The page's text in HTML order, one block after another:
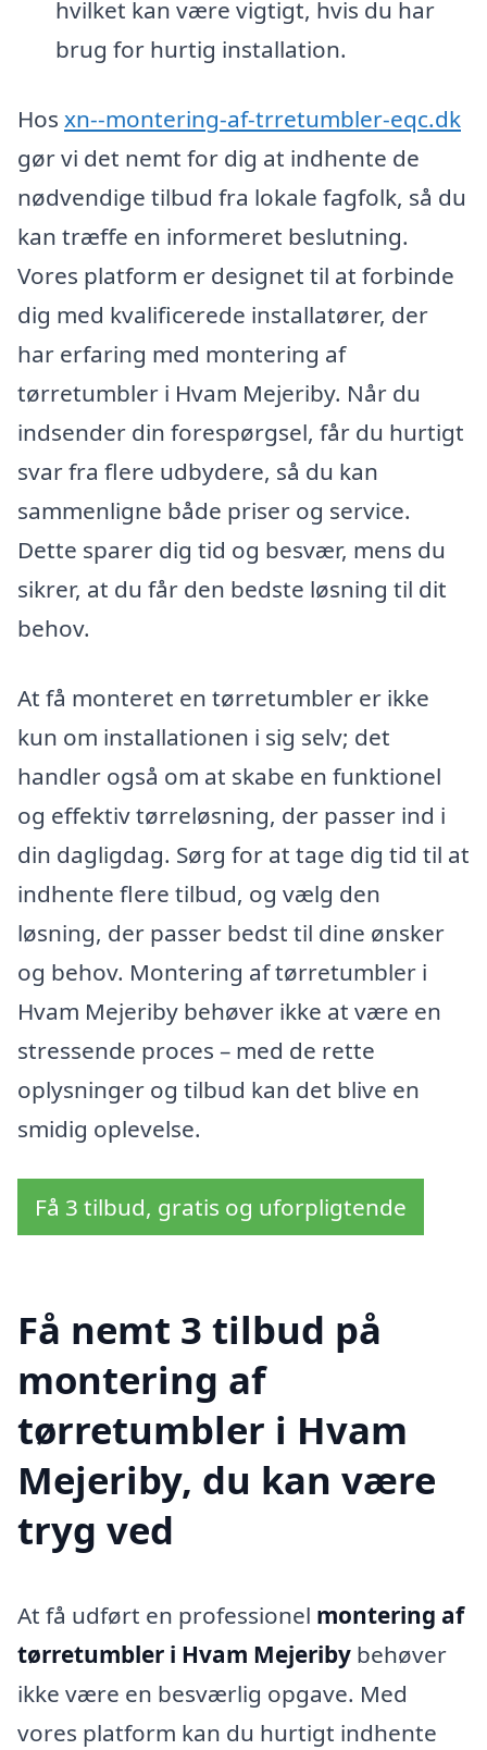
hvilket kan være vigtigt, hvis du har
brug for hurtig installation.
Hos xn--montering-af-trretumbler-eqc.dk
gør vi det nemt for dig at indhente de
nødvendige tilbud fra lokale fagfolk, så du
kan træffe en informeret beslutning.
Vores platform er designet til at forbinde
dig med kvalificerede installatører, der
har erfaring med montering af
tørretumbler i Hvam Mejeriby. Når du
indsender din forespørgsel, får du hurtigt
svar fra flere udbydere, så du kan
sammenligne både priser og service.
Dette sparer dig tid og besvær, mens du
sikrer, at du får den bedste løsning til dit
behov.
At få monteret en tørretumbler er ikke
kun om installationen i sig selv; det
handler også om at skabe en funktionel
og effektiv tørreløsning, der passer ind i
din dagligdag. Sørg for at tage dig tid til at
indhente flere tilbud, og vælg den
løsning, der passer bedst til dine ønsker
og behov. Montering af tørretumbler i
Hvam Mejeriby behøver ikke at være en
stressende proces – med de rette
oplysninger og tilbud kan det blive en
smidig oplevelse.
Få 3 tilbud, gratis og uforpligtende
Få nemt 3 tilbud på
montering af
tørretumbler i Hvam
Mejeriby, du kan være
tryg ved
At få udført en professionel montering af
tørretumbler i Hvam Mejeriby behøver
ikke være en besværlig opgave. Med
vores platform kan du hurtigt indhente